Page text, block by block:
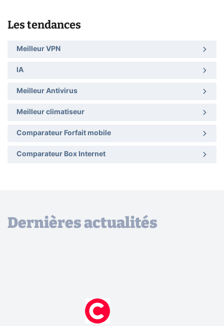
Les tendances
Meilleur VPN
IA
Meilleur Antivirus
Meilleur climatiseur
Comparateur Forfait mobile
Comparateur Box Internet
Dernières actualités